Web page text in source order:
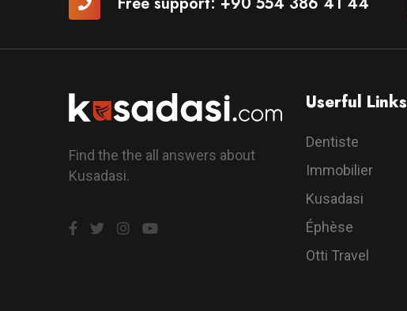
Find the the all answers about
Kusadasi.
Userful Links
Dentiste
Immobilier
Kusadasi
Éphèse
Otti Travel